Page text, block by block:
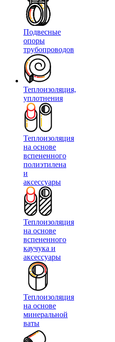
Подвесные
опоры
трубопроводов
Теплоизоляция,
уплотнения
Теплоизоляция
на основе
вспененного
полиэтилена
и
аксессуары
Теплоизоляция
на основе
вспененного
каучука и
аксессуары
Теплоизоляция
на основе
минеральной
ваты